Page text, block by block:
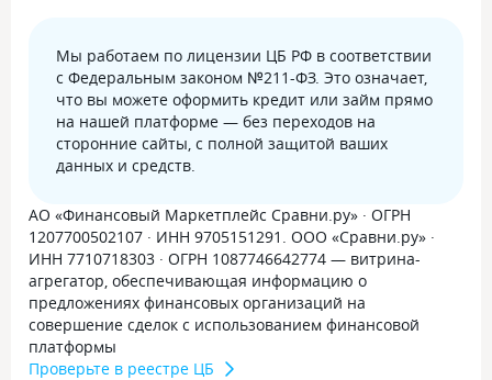
Мы работаем по лицензии ЦБ РФ в соответствии
с Федеральным законом №211-ФЗ. Это означает,
что вы можете оформить кредит или займ прямо
на нашей платформе — без переходов на
сторонние сайты, с полной защитой ваших
данных и средств.
АО «Финансовый Маркетплейс Сравни.ру» · ОГРН
1207700502107 · ИНН 9705151291. ООО «Сравни.ру» ·
ИНН 7710718303 · ОГРН 1087746642774 — витрина-
агрегатор, обеспечивающая информацию о
предложениях финансовых организаций на
совершение сделок с использованием финансовой
платформы
Проверьте в реестре ЦБ